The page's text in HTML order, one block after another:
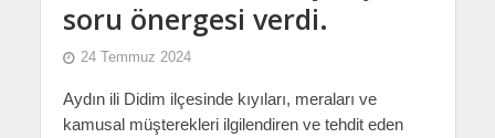
soru önergesi verdi.
24 Temmuz 2024
Aydın ili Didim ilçesinde kıyıları, meraları ve
kamusal müşterekleri ilgilendiren ve tehdit eden